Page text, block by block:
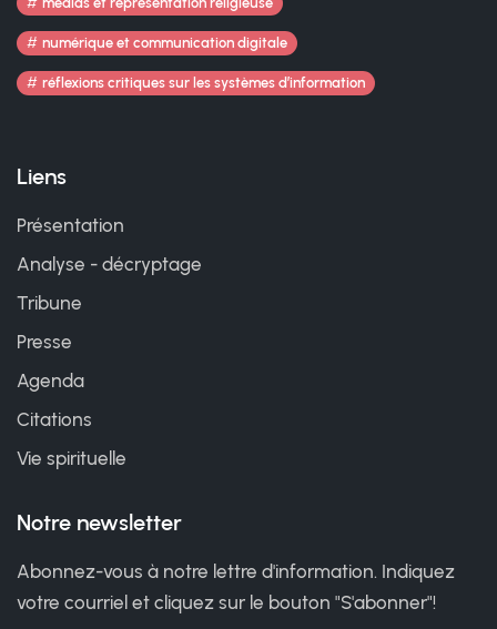
numérique et communication digitale
réflexions critiques sur les systèmes d’information
Liens
Présentation
Analyse - décryptage
Tribune
Presse
Agenda
Citations
Vie spirituelle
Notre newsletter
Abonnez-vous à notre lettre d'information. Indiquez
votre courriel et cliquez sur le bouton "S'abonner"!